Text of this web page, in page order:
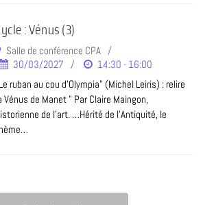
: Vénus (3)
Salle de conférence CPA
30/03/2027
14:30 - 16:00
ruban au cou d'Olympia" (Michel Leiris) : relire
Vénus de Manet " Par Claire Maingon,
de l’art. …Hérité de l’Antiquité, le